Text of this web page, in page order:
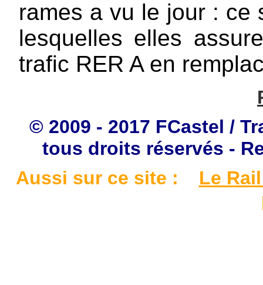
rames a vu le jour :
lesquelles elles
trafic RER A en
© 2009 - 2017 FCastel /
tous droits réservés -
Aussi sur ce site :
Le